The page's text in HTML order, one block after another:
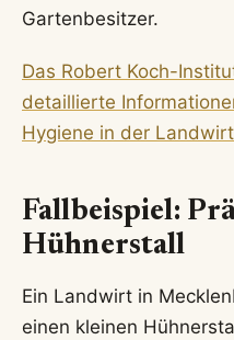
Gartenbesitzer.
Das Robert Koch-
detaillierte
Hygiene in der
Fallbeispiel:
Hühnerstall
Ein Landwirt in
einen kleinen